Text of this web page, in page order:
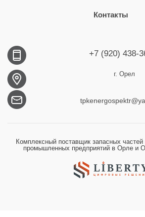
Контакты
+7 (920) 438-
г. Орел
Комплексный поставщик запасных
промышленных предприятий в Орле и